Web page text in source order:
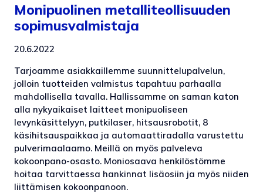
Monipuolinen metalliteollisuuden
sopimusvalmistaja
20.6.2022
Tarjoamme asiakkaillemme suunnittelupalvelun,
jolloin tuotteiden valmistus tapahtuu parhaalla
mahdollisella tavalla. Hallissamme on saman katon
alla nykyaikaiset laitteet monipuoliseen
levynkäsittelyyn, putkilaser, hitsausrobotit, 8
käsihitsauspaikkaa ja automaattiradalla varustettu
pulverimaalaamo. Meillä on myös palveleva
kokoonpano-osasto. Moniosaava henkilöstömme
hoitaa tarvittaessa hankinnat lisäosiin ja myös niiden
liittämisen kokoonpanoon.